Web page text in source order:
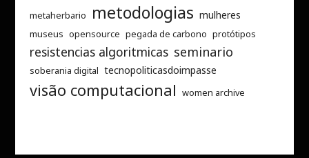
metaherbario metodologias mulheres
museus opensource pegada de carbono protótipos
resistencias algoritmicas seminario
soberania digital tecnopoliticasdoimpasse
visão computacional women archive